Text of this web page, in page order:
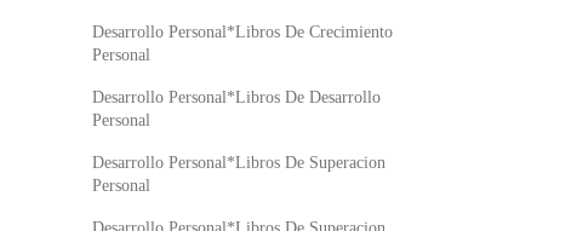
Desarrollo Personal*Libros De Crecimiento
Personal
Desarrollo Personal*Libros De Desarrollo
Personal
Desarrollo Personal*Libros De Superacion
Personal